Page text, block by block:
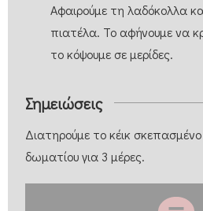
Αφαιρούμε τη λαδόκολλα
πιατέλα. Το αφήνουμε να
το κόψουμε σε μερίδες.
Σημειώσεις
Διατηρούμε το κέικ
δωματίου για 3 μέρες.